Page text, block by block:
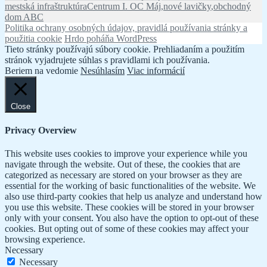
mestská infraštruktúraZnačky
Centrum I. OC Máj,nové lavičky,obchodný
dom ABC
Politika ochrany osobných údajov, pravidlá používania stránky a
použitia cookie Hrdo poháňa WordPress
Tieto stránky používajú súbory cookie. Prehliadaním a použitím
stránok vyjadrujete súhlas s pravidlami ich používania.
Beriem na vedomie Nesúhlasím Viac informácií
Close
Privacy Overview
This website uses cookies to improve your experience while you
navigate through the website. Out of these, the cookies that are
categorized as necessary are stored on your browser as they are
essential for the working of basic functionalities of the website. We
also use third-party cookies that help us analyze and understand how
you use this website. These cookies will be stored in your browser
only with your consent. You also have the option to opt-out of these
cookies. But opting out of some of these cookies may affect your
browsing experience.
Necessary
Necessary